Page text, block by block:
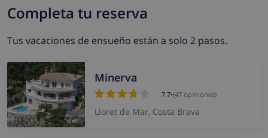
Completa tu reserva
Tus vacaciones de ensueño están a solo 2 pasos.
Minerva
7.7•(47 opiniones)
Lloret de Mar, Costa Brava